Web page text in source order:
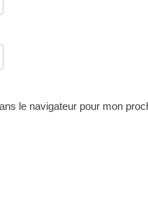
le navigateur pour mon